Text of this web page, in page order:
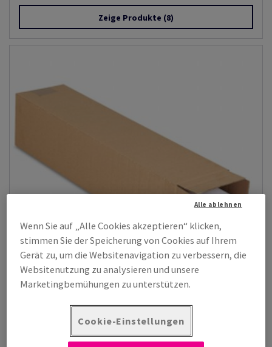
Zeige Produkte (8)
Quadratische Versandhülsen
Stabile quadratische Versandhülse aus brauner B-Welle mit
Steck- und Klebeverschluss. I...
Wenn Sie auf „Alle Cookies akzeptieren“ klicken,
stimmen Sie der Speicherung von Cookies auf Ihrem
Gerät zu, um die Websitenavigation zu verbessern, die
Websitenutzung zu analysieren und unsere
Marketingbemühungen zu unterstützen.
Cookie-Einstellungen
Alle ablehnen